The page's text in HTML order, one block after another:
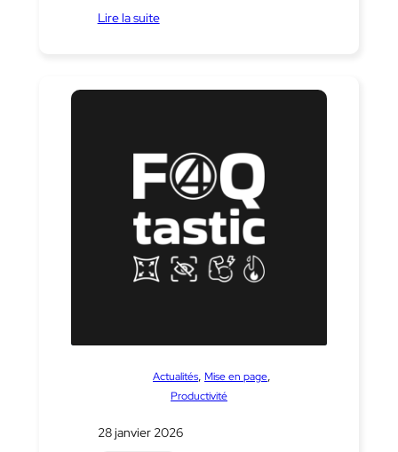
Lire la suite
Actualités Mise en page
Productivité
28 janvier 2026